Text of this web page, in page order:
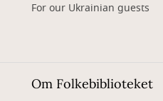
For our Ukrainian guests
Om Folkebiblioteket